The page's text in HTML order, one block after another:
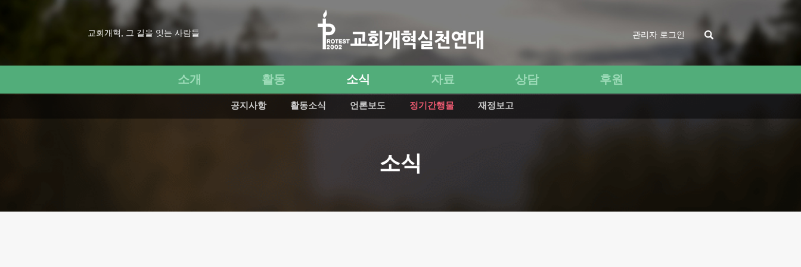
교회개혁, 그 길을 잇는 사람들 관리자 로그인
소개 활동 소식
공지사항 활동소식 언론보도 정기간행물 재정보고
자료 상담 후원
소식